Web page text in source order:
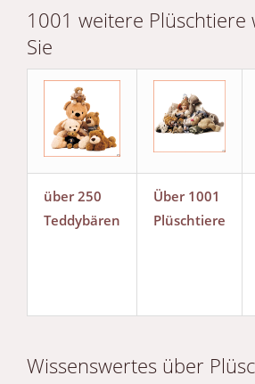
1001 weitere Plüschtiere
Sie
über 250
Teddybären
Über 1001
Plüschtiere
Wissenswertes über